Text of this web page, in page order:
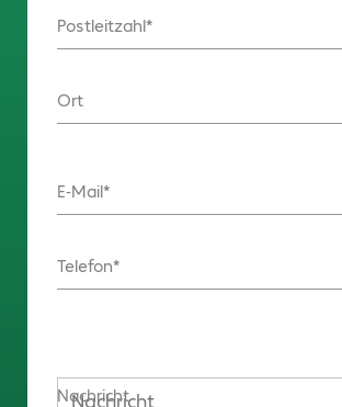
Postleitzahl
Ort
E-Mail
Telefon
Nachricht